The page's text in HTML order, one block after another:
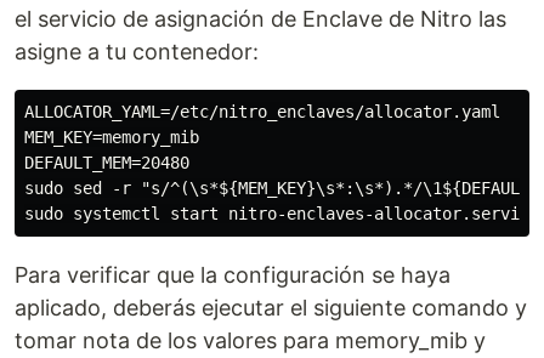
el servicio de asignación de Enclave de Nitro las
asigne a tu contenedor:
ALLOCATOR_YAML=/etc/nitro_enclaves/allocator.yaml
MEM_KEY=memory_mib
DEFAULT_MEM=20480
sudo sed -r "s/^(\s*${MEM_KEY}\s*:\s*).*/
Para verificar que la configuración se haya
aplicado, deberás ejecutar el siguiente comando y
tomar nota de los valores para memory_mib y